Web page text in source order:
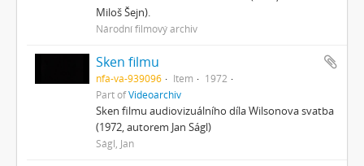
Miloš Šejn).
Národní filmový archiv
Sken filmu
nfa-va-939096 Item
1972
Part ofVideoarchiv
Sken filmu audiovizuálního díla Wilsonova svatba
(1972, autorem Jan Ságl)
Ságl, Jan